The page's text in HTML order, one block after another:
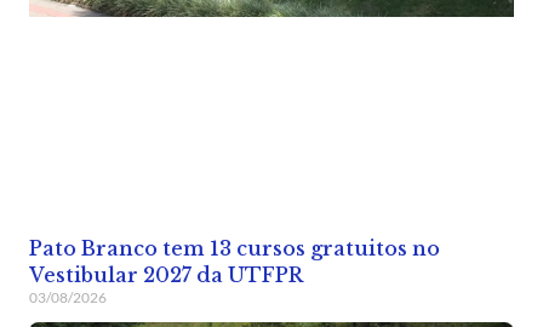
Pato Branco tem 13 cursos gratuitos no
Vestibular 2027 da UTFPR
03/08/2026